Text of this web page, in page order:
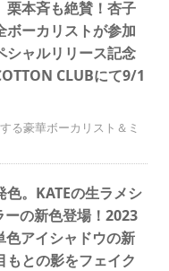
栗本斉も絶賛！杏子
ボーカリストが参加
シャルリリース記念
CLUBにて9/1
る豪華ボーカリスト＆ミ
。KATEの生ラメシ
の新色登場！2023
色アイシャドウの新
もとの影をフェイク